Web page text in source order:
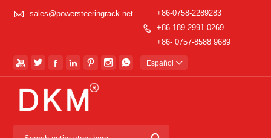
 sales@powersteeringrack.net

+86-0758-2289283
+86-189 2991 0269
+86- 0757-8588 9689
       Español 